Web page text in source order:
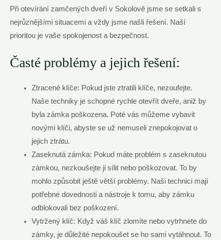
Při otevírání zamčených dveří v Sokolově jsme se setkali s
nejrůznějšími situacemi a vždy jsme našli řešení. Naší
prioritou je vaše spokojenost a bezpečnost.
Časté problémy a jejich řešení:
Ztracené klíče: Pokud jste ztratili klíče, nezoufejte.
Naše techniky je schopné rychle otevřít dveře, aniž by
byla zámka poškozena. Poté vás můžeme vybavit
novými klíči, abyste se už nemuseli znepokojovat o
jejich ztrátu.
Zaseknutá zámka: Pokud máte problém s zaseknutou
zámkou, nezkoušejte ji sílit nebo poškozovat. To by
mohlo způsobit ještě větší problémy. Naši technici mají
potřebné dovednosti a nástroje k tomu, aby zámku
odblokovali bez poškození.
Vytržený klíč: Když váš klíč zlomíte nebo vytrhnete do
zámky, je důležité nepokoušet se ho sami vytáhnout. To